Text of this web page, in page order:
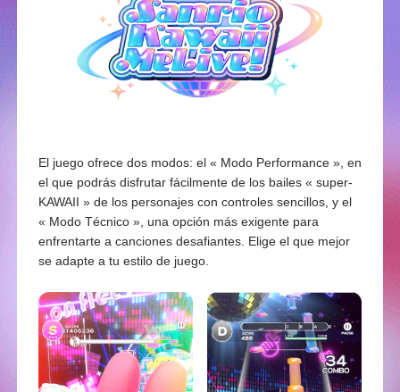
El juego ofrece dos modos: el « Modo Performance », en
el que podrás disfrutar fácilmente de los bailes « super-
KAWAII » de los personajes con controles sencillos, y el
« Modo Técnico », una opción más exigente para
enfrentarte a canciones desafiantes. Elige el que mejor
se adapte a tu estilo de juego.